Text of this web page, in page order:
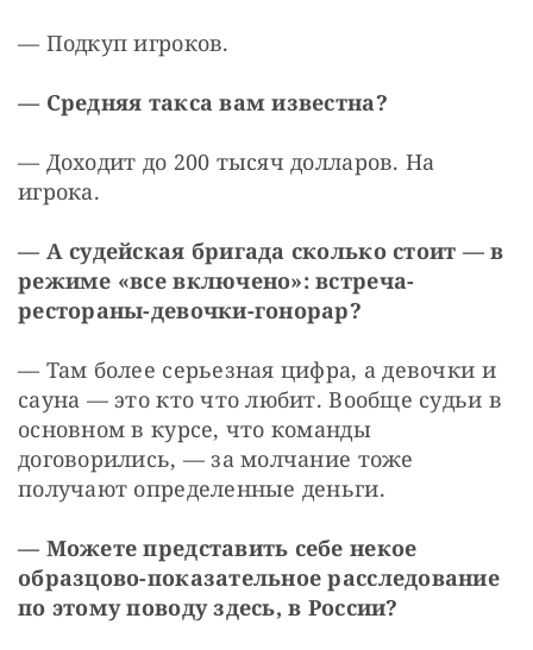
— Подкуп игроков.
— Средняя такса вам известна?
— Доходит до 200 тысяч долларов. На
игрока.
— А судейская бригада сколько стоит — в
режиме «все включено»: встреча-
рестораны-девочки-гонорар?
— Там более серьезная цифра, а девочки и
сауна — это кто что любит. Вообще судьи в
основном в курсе, что команды
договорились, — за молчание тоже
получают определенные деньги.
— Можете представить себе некое
образцово-показательное расследование
по этому поводу здесь, в России?